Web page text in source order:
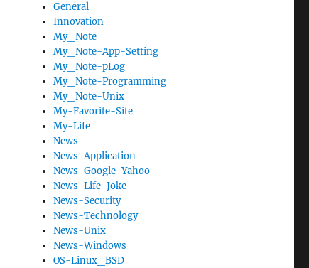
General
Innovation
My_Note
My_Note-App-Setting
My_Note-pLog
My_Note-Programming
My_Note-Unix
My-Favorite-Site
My-Life
News
News-Application
News-Google-Yahoo
News-Life-Joke
News-Security
News-Technology
News-Unix
News-Windows
OS-Linux_BSD